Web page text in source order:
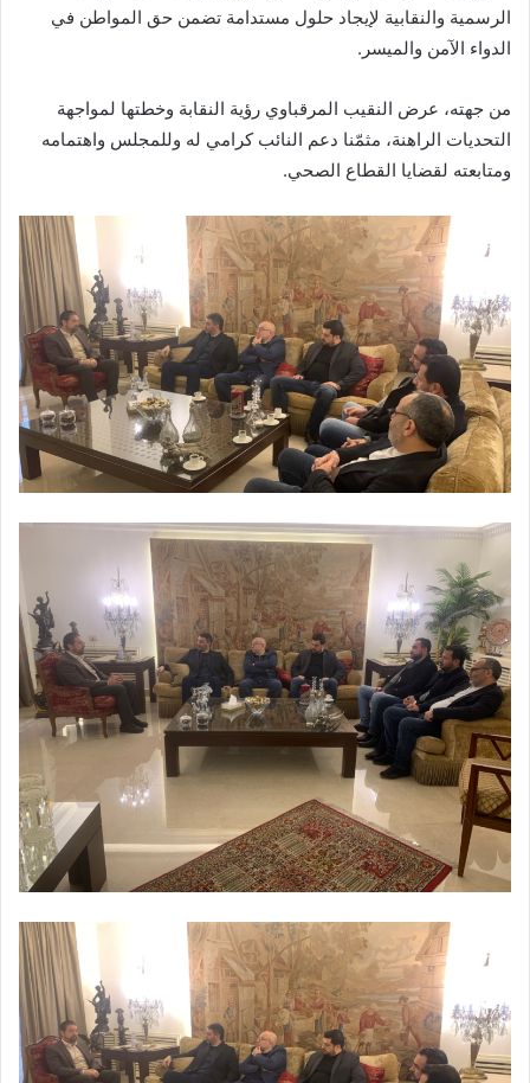
الرسمية والنقابية لإيجاد حلول مستدامة تضمن حق المواطن في
الدواء الآمن والميسر.
من جهته، عرض النقيب المرقباوي رؤية النقابة وخطتها لمواجهة
التحديات الراهنة، مثمّنا دعم النائب كرامي له وللمجلس واهتمامه
ومتابعته لقضايا القطاع الصحي.